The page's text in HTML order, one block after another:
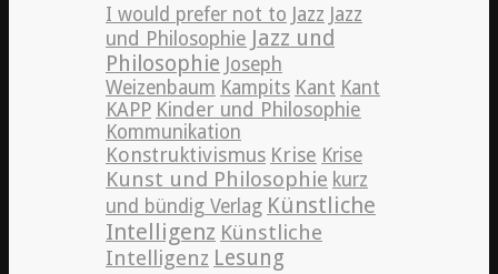
I would prefer not to Jazz Jazz
und Philosophie Jazz und
Philosophie Joseph
Weizenbaum Kampits Kant Kant
KAPP Kinder und Philosophie
Kommunikation
Konstruktivismus Krise Krise
Kunst und Philosophie kurz
und bündig Verlag Künstliche
Intelligenz Künstliche
Intelligenz Lesung